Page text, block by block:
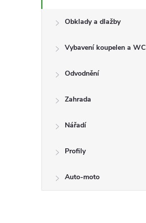
Obklady a dlažby
Vybavení koupelen a WC
Odvodnění
Zahrada
Nářadí
Profily
Auto-moto